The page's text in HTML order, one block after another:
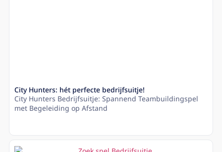
City Hunters: hét perfecte bedrijfsuitje!
City Hunters Bedrijfsuitje: Spannend Teambuildingspel
met Begeleiding op Afstand